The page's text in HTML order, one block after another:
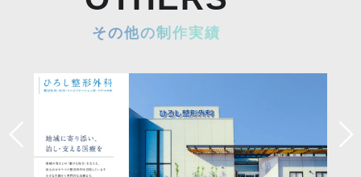
その他の制作実績